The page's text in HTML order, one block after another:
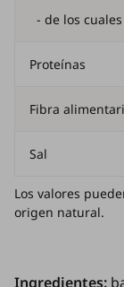
- de los
Proteínas
Fibra
Sal
Los valores
origen natural.
Ingredientes: